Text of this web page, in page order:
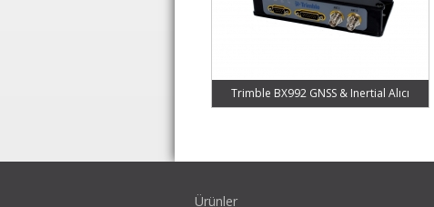
Trimble BX992 GNSS & Inertial Alıcı
Ürünler